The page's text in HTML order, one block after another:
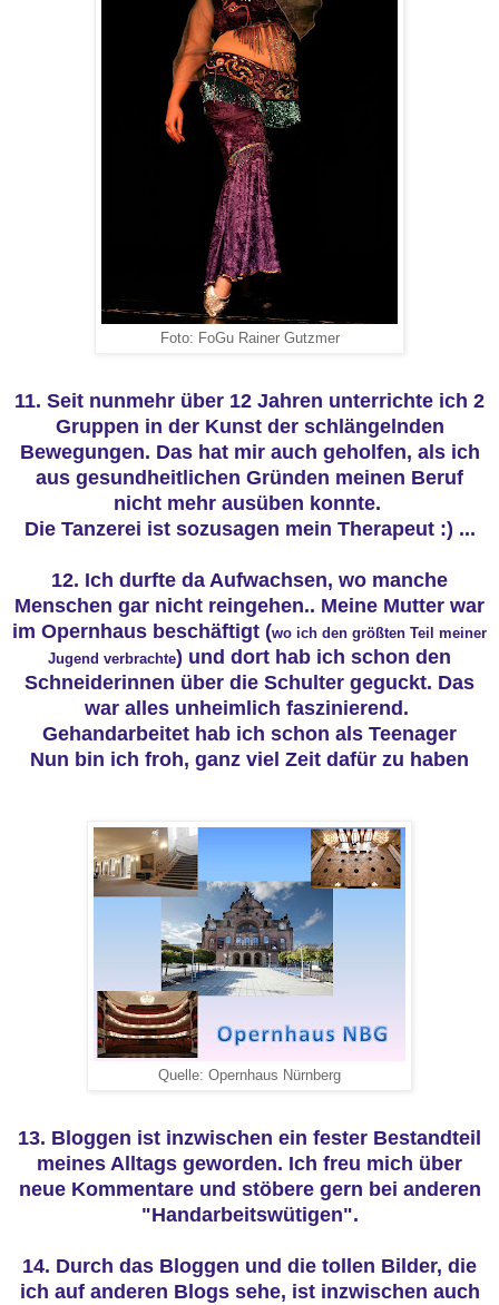
Foto: FoGu Rainer Gutzmer
11. Seit nunmehr über 12 Jahren unterrichte ich 2
Gruppen in der Kunst der schlängelnden
Bewegungen. Das hat mir auch geholfen, als ich
aus gesundheitlichen Gründen meinen Beruf
nicht mehr ausüben konnte.
Die Tanzerei ist sozusagen mein Therapeut :) ...
12. Ich durfte da Aufwachsen, wo manche
Menschen gar nicht reingehen.. Meine Mutter war
im Opernhaus beschäftigt (wo ich den größten Teil meiner
Jugend verbrachte) und dort hab ich schon den
Schneiderinnen über die Schulter geguckt. Das
war alles unheimlich faszinierend.
Gehandarbeitet hab ich schon als Teenager
Nun bin ich froh, ganz viel Zeit dafür zu haben
Quelle: Opernhaus Nürnberg
13. Bloggen ist inzwischen ein fester Bestandteil
meines Alltags geworden. Ich freu mich über
neue Kommentare und stöbere gern bei anderen
"Handarbeitswütigen".
14. Durch das Bloggen und die tollen Bilder, die
ich auf anderen Blogs sehe, ist inzwischen auch